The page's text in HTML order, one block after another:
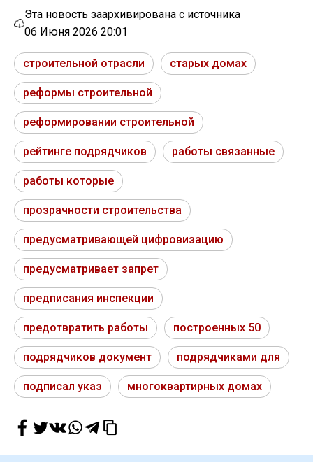
Эта новость заархивирована с источника
06 Июня 2026 20:01
строительной отрасли старых домах
реформы строительной
реформировании строительной
рейтинге подрядчиков работы связанные
работы которые
прозрачности строительства
предусматривающей цифровизацию
предусматривает запрет
предписания инспекции
предотвратить работы построенных 50
подрядчиков документ подрядчиками для
подписал указ многоквартирных домах